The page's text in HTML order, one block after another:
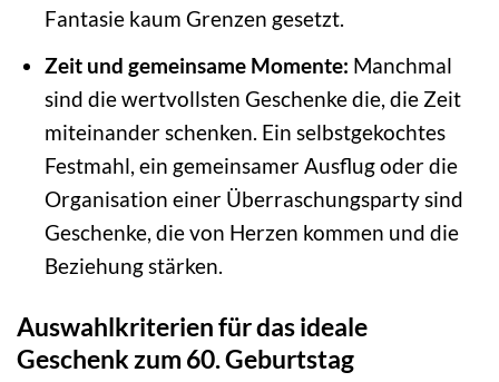
Fantasie kaum Grenzen gesetzt.
Zeit und gemeinsame Momente: Manchmal
sind die wertvollsten Geschenke die, die Zeit
miteinander schenken. Ein selbstgekochtes
Festmahl, ein gemeinsamer Ausflug oder die
Organisation einer Überraschungsparty sind
Geschenke, die von Herzen kommen und die
Beziehung stärken.
Auswahlkriterien für das ideale
Geschenk zum 60. Geburtstag